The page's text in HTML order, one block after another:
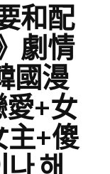
和配
劇情
國漫
+女
主+傻
해